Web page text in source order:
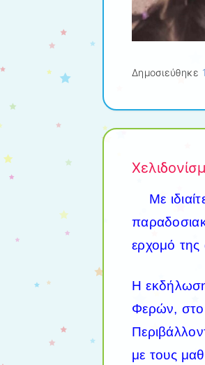
Δημοσιεύθηκε
Με
ερχομό της
Η
Φερών, στο
με τους